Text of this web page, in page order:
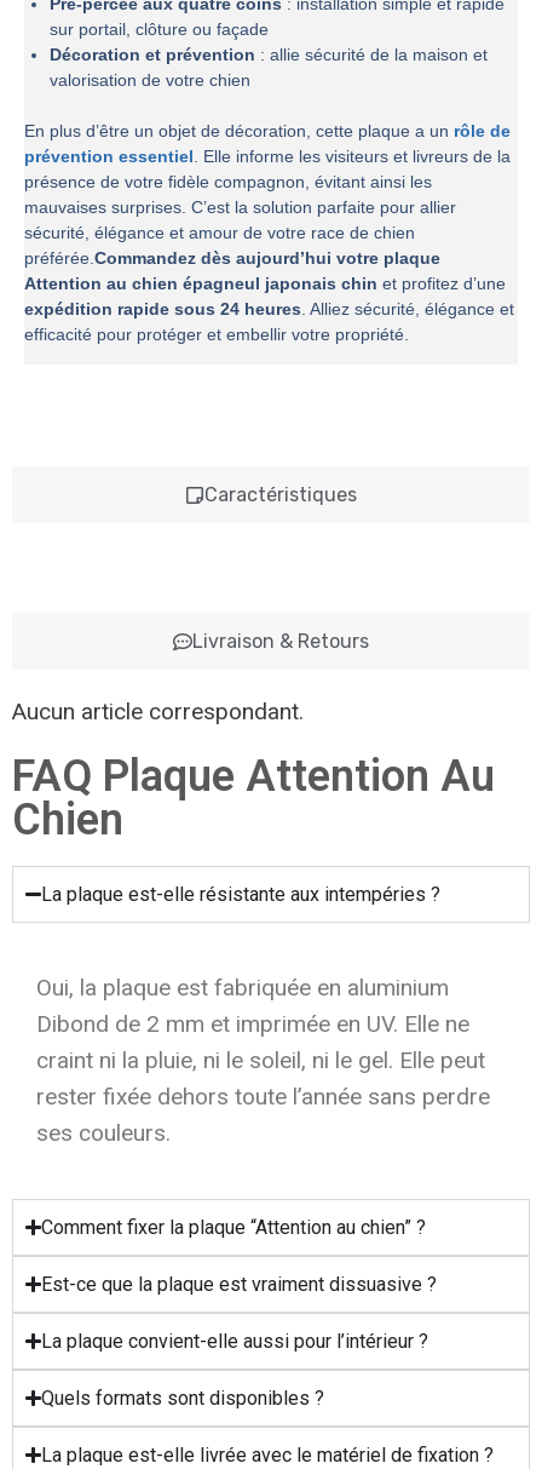
Caractéristiques
Livraison & Retours
Pré-percée aux quatre coins : installation simple et rapide
sur portail, clôture ou façade
Décoration et prévention : allie sécurité de la maison et
valorisation de votre chien
En plus d’être un objet de décoration, cette plaque a un rôle de
prévention essentiel. Elle informe les visiteurs et livreurs de la
présence de votre fidèle compagnon, évitant ainsi les
mauvaises surprises. C’est la solution parfaite pour allier
sécurité, élégance et amour de votre race de chien
préférée.Commandez dès aujourd’hui votre plaque
Attention au chien épagneul japonais chin et profitez d’une
expédition rapide sous 24 heures. Alliez sécurité, élégance et
efficacité pour protéger et embellir votre propriété.
Aucun article correspondant.
FAQ Plaque Attention Au
Chien
La plaque est-elle résistante aux intempéries ?
Oui, la plaque est fabriquée en aluminium
Dibond de 2 mm et imprimée en UV. Elle ne
craint ni la pluie, ni le soleil, ni le gel. Elle peut
rester fixée dehors toute l’année sans perdre
ses couleurs.
Comment fixer la plaque “Attention au chien” ?
Est-ce que la plaque est vraiment dissuasive ?
La plaque convient-elle aussi pour l’intérieur ?
Quels formats sont disponibles ?
La plaque est-elle livrée avec le matériel de fixation ?